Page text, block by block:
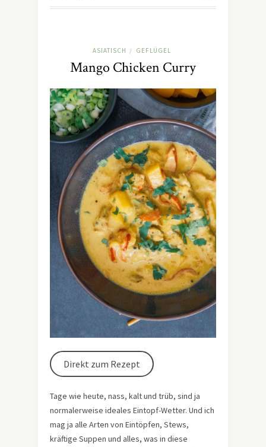
ASIATISCH / GEFLÜGEL
Mango Chicken Curry
Direkt zum Rezept
Tage wie heute, nass, kalt und trüb, sind ja
normalerweise ideales Eintopf-Wetter. Und ich
mag ja alle Arten von Eintöpfen, Stews,
kräftige Suppen und alles, was in diese